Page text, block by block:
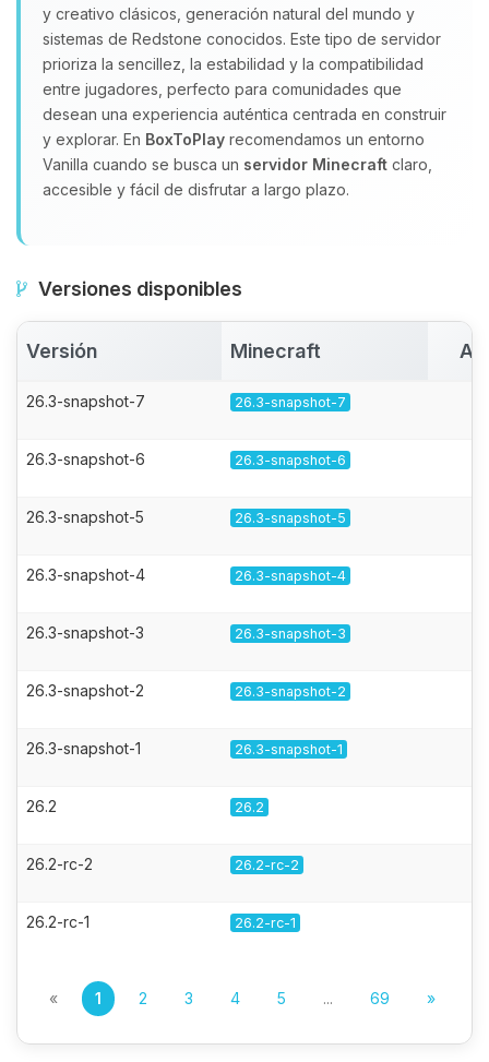
y creativo clásicos, generación natural del mundo y
sistemas de Redstone conocidos. Este tipo de servidor
prioriza la sencillez, la estabilidad y la compatibilidad
entre jugadores, perfecto para comunidades que
desean una experiencia auténtica centrada en construir
y explorar. En BoxToPlay recomendamos un entorno
Vanilla cuando se busca un servidor Minecraft claro,
accesible y fácil de disfrutar a largo plazo.
Versiones disponibles
Versión Minecraft
26.3-snapshot-7 26.3-snapshot-7
26.3-snapshot-6 26.3-snapshot-6
26.3-snapshot-5 26.3-snapshot-5
26.3-snapshot-4 26.3-snapshot-4
26.3-snapshot-3 26.3-snapshot-3
26.3-snapshot-2 26.3-snapshot-2
26.3-snapshot-1 26.3-snapshot-1
26.2 26.2
26.2-rc-2 26.2-rc-2
26.2-rc-1 26.2-rc-1
« 1 2 3 4 5 ... 69 »
que necesitas y moveré mis
pequenos circuitos para ayudarte.
07/08/2026 02:37